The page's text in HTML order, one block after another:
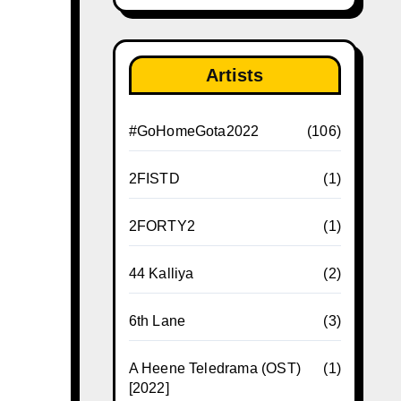
Artists
#GoHomeGota2022 (106)
2FISTD (1)
2FORTY2 (1)
44 Kalliya (2)
6th Lane (3)
A Heene Teledrama (OST)
[2022]
(1)